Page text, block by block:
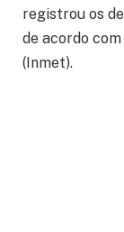
registrou os
de acordo
(Inmet).